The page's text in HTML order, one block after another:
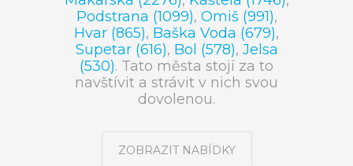
Podstrana (1099), Omiš (991),
Hvar (865), Baška Voda (679),
Supetar (616), Bol (578), Jelsa
(530). Tato města stojí za to
navštívit a strávit v nich svou
dovolenou.
ZOBRAZIT NABÍDKY